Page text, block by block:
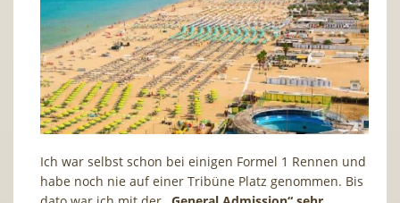
Ich war selbst schon bei einigen Formel 1 Rennen und
habe noch nie auf einer Tribüne Platz genommen. Bis